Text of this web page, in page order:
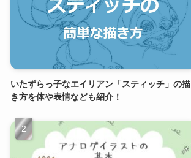
いたずらっ子なエイリアン「スティッチ」の描
き方を体や表情なども紹介！